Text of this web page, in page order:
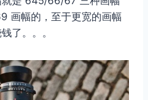
画幅的，至于更宽的画幅
了。。。